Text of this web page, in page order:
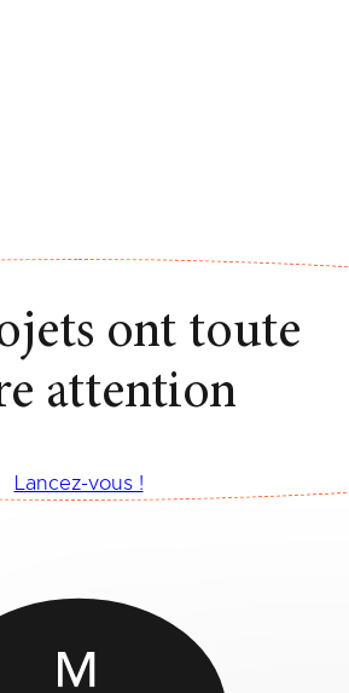
ont toute
attention
Lancez-vous !